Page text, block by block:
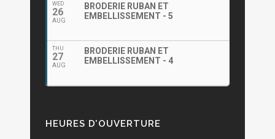
WED
26
AUG
BRODERIE RUBAN ET
EMBELLISSEMENT - 5
THU
27
AUG
BRODERIE RUBAN ET
EMBELLISSEMENT - 4
HEURES D’OUVERTURE